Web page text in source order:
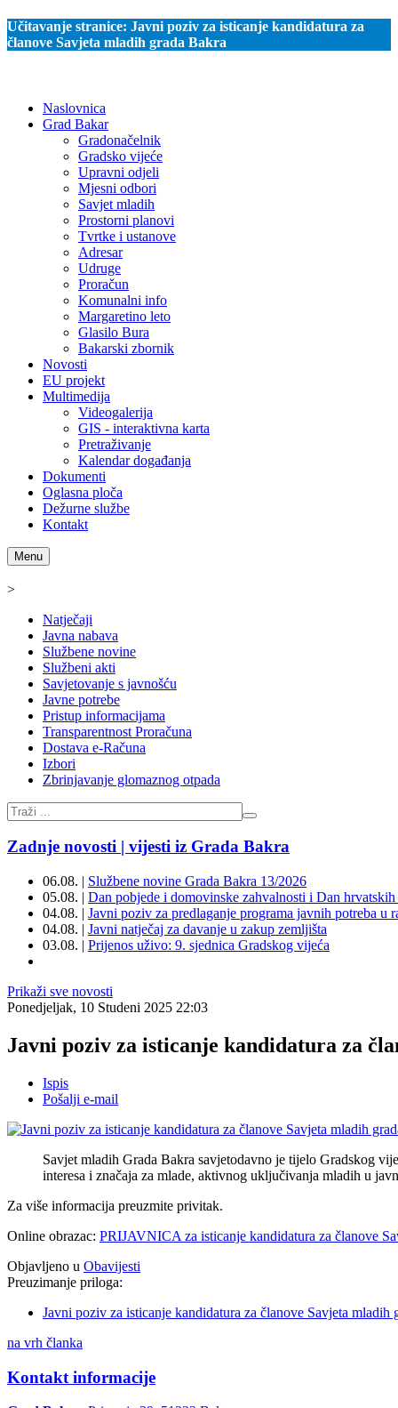
Učitavanje stranice: Javni poziv za isticanje kandidatura za
članove Savjeta mladih grada Bakra
Naslovnica
Grad Bakar
Gradonačelnik
Gradsko vijeće
Upravni odjeli
Mjesni odbori
Savjet mladih
Prostorni planovi
Tvrtke i ustanove
Adresar
Udruge
Proračun
Komunalni info
Margaretino leto
Glasilo Bura
Bakarski zbornik
Novosti
EU projekt
Multimedija
Videogalerija
GIS - interaktivna karta
Pretraživanje
Kalendar događanja
Dokumenti
Oglasna ploča
Dežurne službe
Kontakt
Menu
>
Natječaji
Javna nabava
Službene novine
Službeni akti
Savjetovanje s javnošću
Javne potrebe
Pristup informacijama
Transparentnost Proračuna
Dostava e-Računa
Izbori
Zbrinjavanje glomaznog otpada
Zadnje novosti | vijesti iz Grada Bakra
06.08. | Službene novine Grada Bakra 13/2026
05.08. | Dan pobjede i domovinske zahvalnosti i Dan
04.08. | Javni poziv za predlaganje programa javnih potreba
04.08. | Javni natječaj za davanje u zakup zemljišta
03.08. | Prijenos uživo: 9. sjednica Gradskog vijeća
Prikaži sve novosti
Ponedjeljak, 10 Studeni 2025 22:03
Javni poziv za isticanje kandidatura za
Ispis
Pošalji e-mail
Savjet mladih Grada Bakra savjetodavno je tijelo Gradskog
interesa i značaja za mlade, aktivnog uključivanja mladih u
Za više informacija preuzmite privitak.
Online obrazac: PRIJAVNICA za isticanje kandidatura za članove
Objavljeno u Obavijesti
Preuzimanje priloga:
Javni poziv za isticanje kandidatura za članove Savjeta mladih
na vrh članka
Kontakt informacije